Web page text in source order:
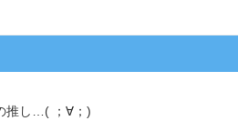
推し…( ；∀；)